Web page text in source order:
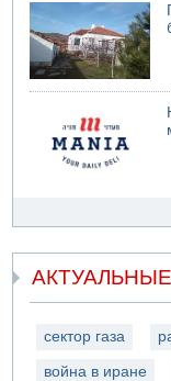
сектор газа
война в иране